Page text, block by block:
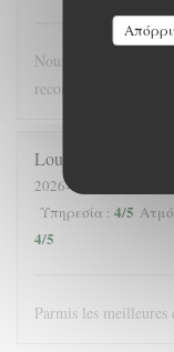
Nous nous sommes
recommandons !
Louis
2026-05-25
Υπηρεσία : 4/5
4/5
Parmis les meilleures